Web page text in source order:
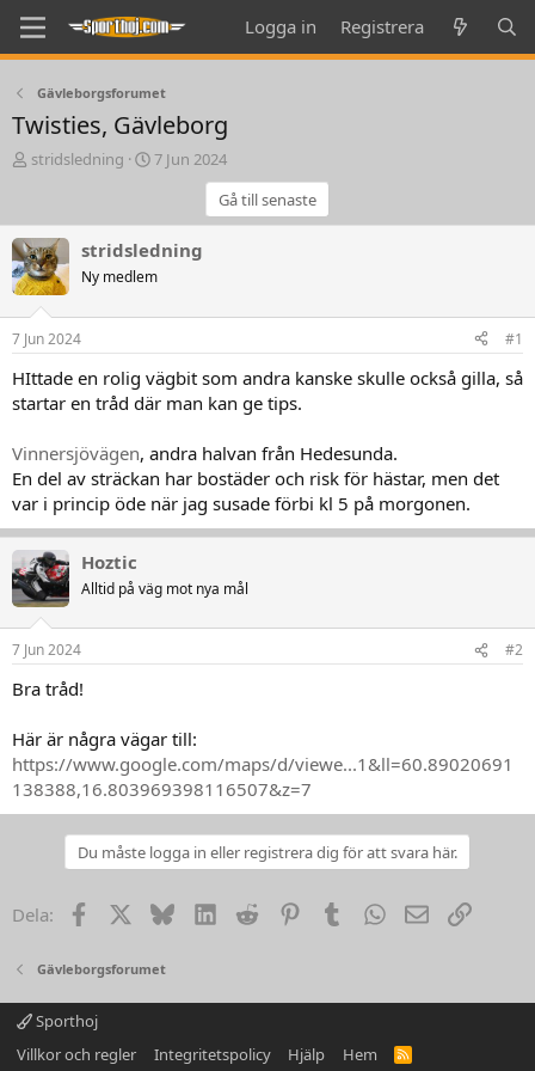
Logga in Registrera
Gävleborgsforumet
Twisties, Gävleborg
T
e
a
d
s
t
r
t
r
stridsledning
S
r
t
a
7 Jun 2024
Gå till senaste
stridsledning
Ny medlem
7 Jun 2024 #1
HIttade en rolig vägbit som andra kanske skulle också gilla, så
startar en tråd där man kan ge tips.
Vinnersjövägen, andra halvan från Hedesunda.
En del av sträckan har bostäder och risk för hästar, men det
var i princip öde när jag susade förbi kl 5 på morgonen.
Hoztic
Alltid på väg mot nya mål
7 Jun 2024 #2
Bra tråd!
Här är några vägar till:
https://www.google.com/maps/d/viewe...1&ll=60.89020691
138388,16.803969398116507&z=7
Du måste logga in eller registrera dig för att svara här.
Dela: Facebook BlueskyLinkedIn
Reddit PinterestTumblrWhatsApp
EmailLink
Gävleborgsforumet
Sporthoj
Villkor och regler
Integritetspolicy Hjälp Hem
R